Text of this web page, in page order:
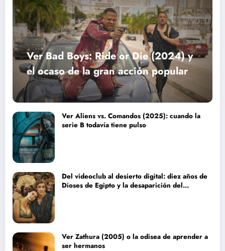
Ver Bad Boys: Ride or Die (2024) y
el ocaso de la gran acción popular
Ver Aliens vs. Comandos (2025): cuando la
serie B todavía tiene pulso
Del videoclub al desierto digital: diez años de
Dioses de Egipto y la desaparición del
Ver Zathura (2005) o la odisea de aprender a
ser hermanos